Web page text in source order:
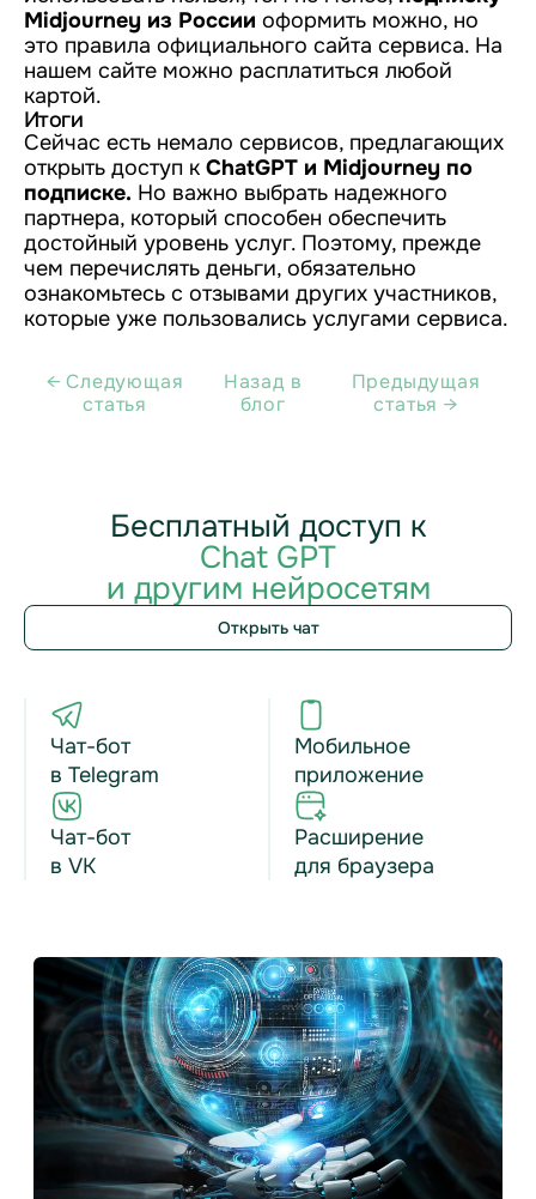
Midjourney из России оформить можно, но
это правила официального сайта сервиса. На
нашем сайте можно расплатиться любой
картой.
Итоги
Сейчас есть немало сервисов, предлагающих
открыть доступ к ChatGPT и Midjourney по
подписке. Но важно выбрать надежного
партнера, который способен обеспечить
достойный уровень услуг. Поэтому, прежде
чем перечислять деньги, обязательно
ознакомьтесь с отзывами других участников,
которые уже пользовались услугами сервиса.
← Cледующая
статья
Назад в
блог
Предыдущая
статья →
Бесплатный доступ к
Chat GPT
и другим нейросетям
Открыть чат
Чат-бот
в Telegram
Чат-бот
в VK
Мобильное
приложение
Расширение
для браузера